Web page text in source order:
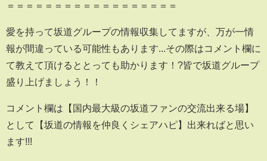
＝＝＝＝＝＝＝＝＝＝＝＝＝＝＝＝＝＝
愛を持って坂道グループの情報収集してますが、万が一情
報が間違っている可能性もあります...その際はコメント欄に
て教えて頂けるととっても助かります！?皆で坂道グループ
盛り上げましょう！！
コメント欄は【国内最大級の坂道ファンの交流出来る場】
として【坂道の情報を仲良くシェアハピ】出来ればと思い
ます!!!